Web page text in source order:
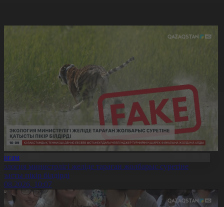
министрлігі желіде тараған жолбарыс суретіне
пікір білдірді
10:07